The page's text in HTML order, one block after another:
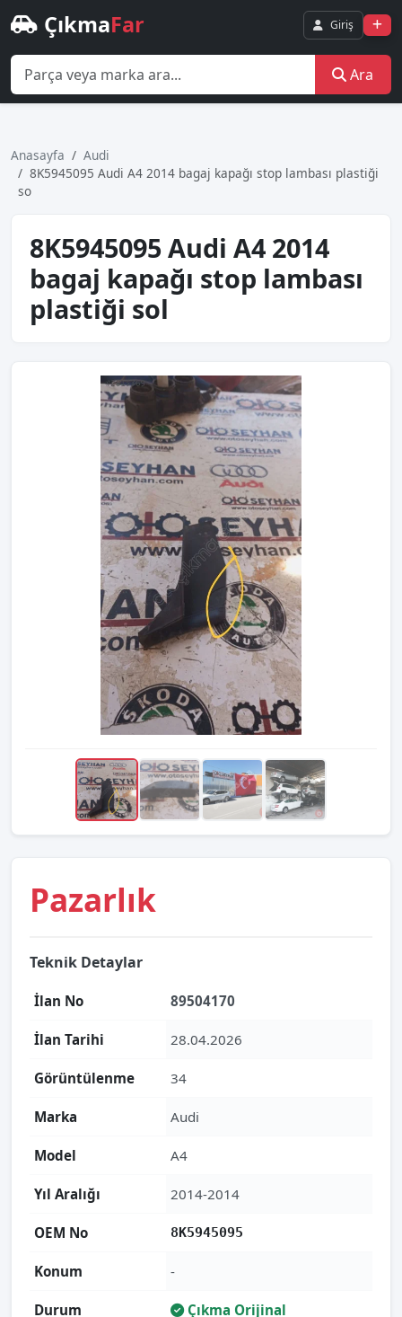
ÇıkmaFar Giriş
Ara
Anasayfa
Audi
8K5945095 Audi A4 2014 bagaj kapağı stop lambası plastiği
so
8K5945095 Audi A4 2014
bagaj kapağı stop lambası
plastiği sol
Pazarlık
Teknik Detaylar
İlan No 89504170
İlan Tarihi 28.04.2026
Görüntülenme 34
Marka Audi
Model A4
Yıl Aralığı 2014-2014
OEM No 8K5945095
Konum -
Durum Çıkma Orijinal